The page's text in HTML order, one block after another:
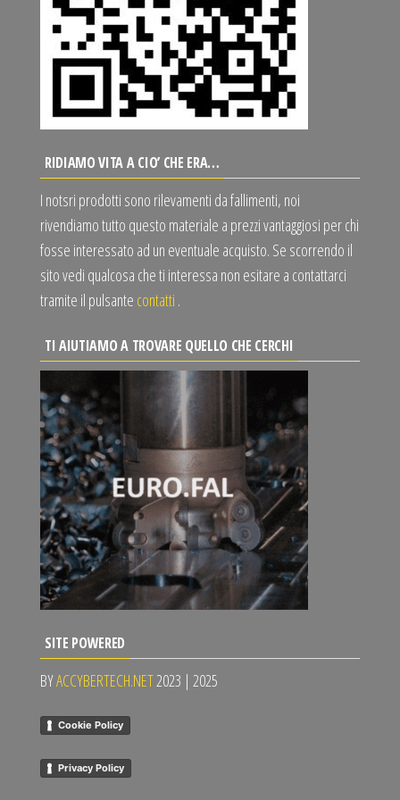
RIDIAMO VITA A CIO’ CHE ERA…
I notsri prodotti sono rilevamenti da fallimenti, noi
rivendiamo tutto questo materiale a prezzi vantaggiosi per chi
fosse interessato ad un eventuale acquisto. Se scorrendo il
sito vedi qualcosa che ti interessa non esitare a contattarci
tramite il pulsante contatti .
TI AIUTIAMO A TROVARE QUELLO CHE CERCHI
SITE POWERED
BYACCYBERTECH.NET2023 | 2025
Cookie Policy
Privacy Policy